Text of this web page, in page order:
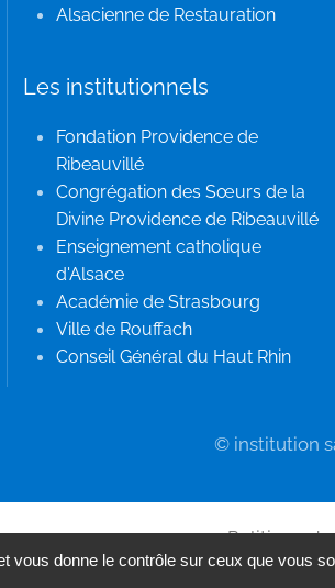
Alsacienne de Restauration
Les institutionnels
Fondation Providence de
Ribeauvillé
Congrégation des Sœurs de la
Divine Providence de Ribeauvillé
Enseignement catholique
d'Alsace
Académie de Strasbourg
Ville de Rouffach
Conseil Général du Haut Rhin
© institution
Politique
vous donne le contrôle sur ceux que vous